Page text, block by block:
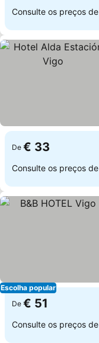
Consulte os preços de
De € 33
Consulte os preços de
Escolha popular
De € 51
Consulte os preços de